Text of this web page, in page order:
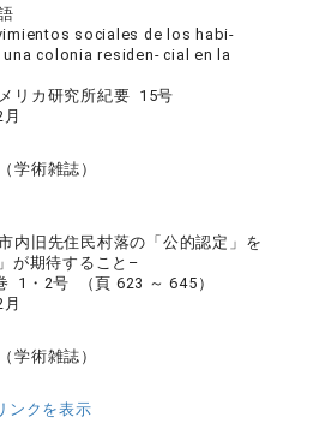
sociales de los habi-
colonia residen- cial en la
リカ研究所紀要 15号
学術雑誌）
内旧先住民村落の「公的認定」を
が期待すること–
1・2号 （頁 623 ～ 645）
学術雑誌）
ンクを表示